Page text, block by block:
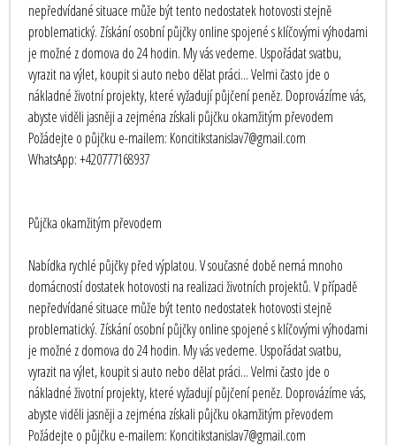
nepředvídané situace může být tento nedostatek hotovosti stejně
problematický. Získání osobní půjčky online spojené s klíčovými výhodami
je možné z domova do 24 hodin. My vás vedeme. Uspořádat svatbu,
vyrazit na výlet, koupit si auto nebo dělat práci... Velmi často jde o
nákladné životní projekty, které vyžadují půjčení peněz. Doprovázíme vás,
abyste viděli jasněji a zejména získali půjčku okamžitým převodem
Požádejte o půjčku e-mailem: Koncitikstanislav7@gmail.com
WhatsApp: +420777168937
Půjčka okamžitým převodem
Nabídka rychlé půjčky před výplatou. V současné době nemá mnoho
domácností dostatek hotovosti na realizaci životních projektů. V případě
nepředvídané situace může být tento nedostatek hotovosti stejně
problematický. Získání osobní půjčky online spojené s klíčovými výhodami
je možné z domova do 24 hodin. My vás vedeme. Uspořádat svatbu,
vyrazit na výlet, koupit si auto nebo dělat práci... Velmi často jde o
nákladné životní projekty, které vyžadují půjčení peněz. Doprovázíme vás,
abyste viděli jasněji a zejména získali půjčku okamžitým převodem
Požádejte o půjčku e-mailem: Koncitikstanislav7@gmail.com